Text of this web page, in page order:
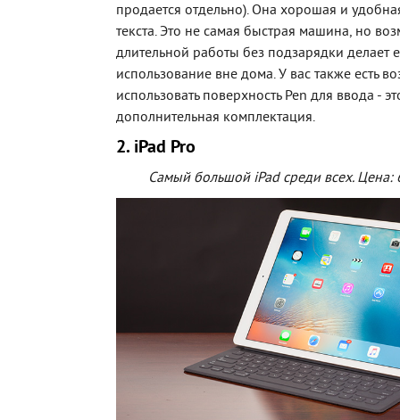
продается отдельно). Она хорошая и
текста. Это не самая быстрая машина, но
длительной работы без подзарядки делает
использование вне дома. У вас также есть
использовать поверхность Pen для ввода -
дополнительная комплектация.
2. iPad Pro
Самый большой iPad среди всех. Цена: